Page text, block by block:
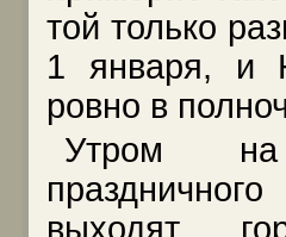
той только
1 января, и
ровно в
Утром
выходят